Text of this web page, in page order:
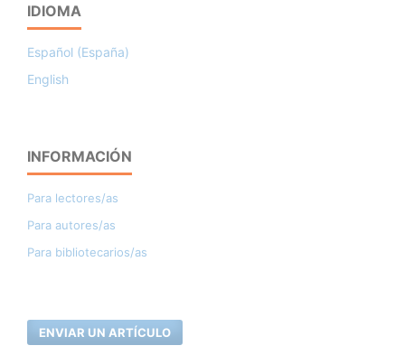
IDIOMA
Español (España)
English
INFORMACIÓN
Para lectores/as
Para autores/as
Para bibliotecarios/as
ENVIAR UN ARTÍCULO